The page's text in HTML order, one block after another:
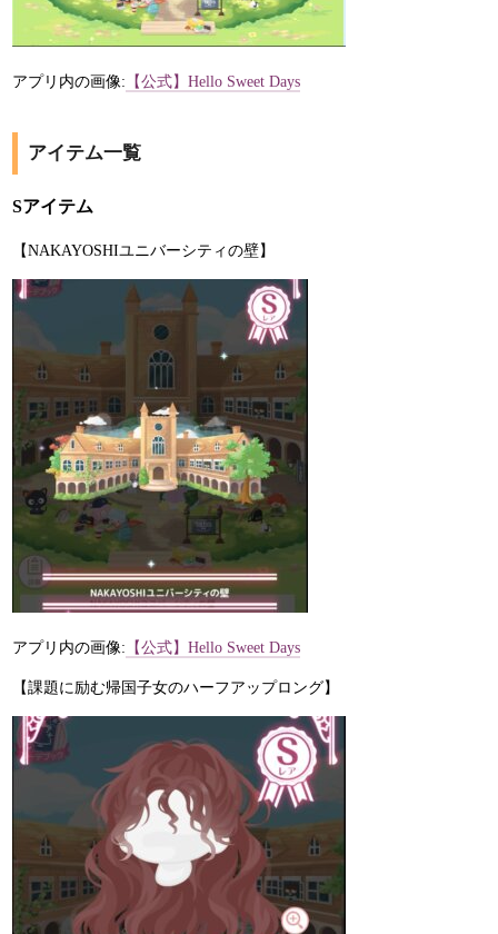
アプリ内の画像: 【公式】Hello Sweet Days
アイテム一覧
Sアイテム
【NAKAYOSHIユニバーシティの壁】
アプリ内の画像: 【公式】Hello Sweet Days
【課題に励む帰国子女のハーフアップロング】